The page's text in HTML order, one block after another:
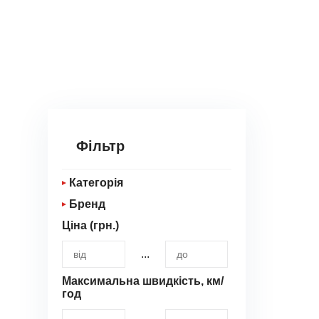
Фільтр
Категорія
Аксесуари для
квадрокоптерів
сигналу
Аксесуари для проекторів
Аксесуари для радіостанцій
Бренд
ALIENTECH
BETAFPV
Blitzwolf
Byintek
Ціна (грн.)
...
Максимальна швидкість, км/
год